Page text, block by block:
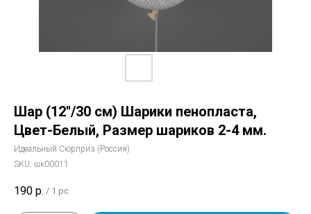
Шар (12''/30 см) Шарики пенопласта,
Цвет-Белый, Размер шариков 2-4 мм.
Идеальный Сюрприз (Россия)
SKU: шк00011
190 р. / 1 pc